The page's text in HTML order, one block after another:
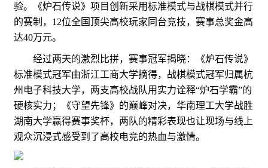
验。《炉石传说》项目创新采用标准模式与战棋模式并行
的赛制，12位全国顶尖高校玩家同台竞技，赛事总奖金高
达40万元。
经过两天的激烈比拼，赛事冠军揭晓：《炉石传说》
标准模式冠军由浙江工商大学摘得，战棋模式冠军归属杭
州电子科技大学，两支高校战队用实力诠释“炉石学霸”的
硬核实力；《守望先锋》的巅峰对决，华南理工大学战胜
湖南大学赢得赛事奖杯，两队的精彩表现也让现场与线上
观众沉浸式感受到了高校电竞的热血与激情。